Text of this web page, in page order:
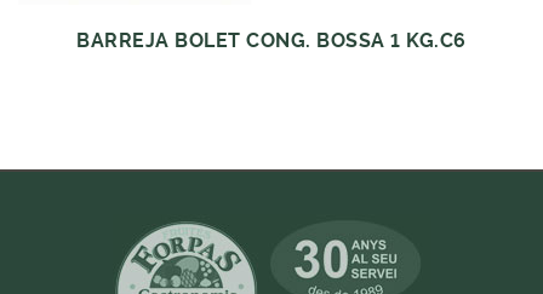
BARREJA BOLET CONG. BOSSA 1 KG.C6